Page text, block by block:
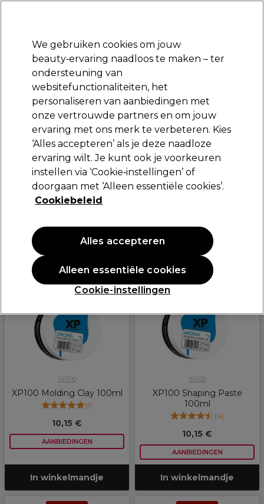
Aanmelden
Merken Deals Haar Elektra
Volgende dag geleverd*
Na verzending, maandag t/m vrijdag
Haar Styling Wax en styling crème
Wax en styling crème
Sorteren op:Populariteit
PROMOTIE
XP100
XP100 Molding Clay 100ml
(1)
10,15 €
AANBIEDINGEN
In winkelmandje
PROMOTIE
XP100
XP100 Shaping Paste
100ml
(4)
10,15 €
AANBIEDINGEN
In winkelmandje
We gebruiken cookies om jouw
beauty‑ervaring naadloos te maken – ter
ondersteuning van
websitefunctionaliteiten, het
personaliseren van aanbiedingen met
onze vertrouwde partners en om jouw
ervaring met ons merk te verbeteren. Kies
‘Alles accepteren’ als je deze naadloze
ervaring wilt. Je kunt ook je voorkeuren
instellen via ‘Cookie‑instellingen’ of
doorgaan met ‘Alleen essentiële cookies’.
Cookiebeleid
Cookie-instellingen
Alleen essentiële cookies
Alles accepteren